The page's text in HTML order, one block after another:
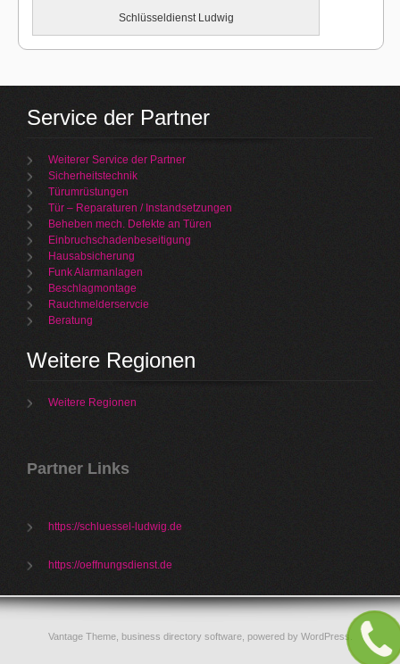
Schlüsseldienst Ludwig
Service der Partner
Weiterer Service der Partner
Sicherheitstechnik
Türumrüstungen
Tür – Reparaturen / Instandsetzungen
Beheben mech. Defekte an Türen
Einbruchschadenbeseitigung
Hausabsicherung
Funk Alarmanlagen
Beschlagmontage
Rauchmelderservcie
Beratung
Weitere Regionen
Weitere Regionen
Partner Links
https://schluessel-ludwig.de
https://oeffnungsdienst.de
Vantage Theme, business directory software, powered by WordPress